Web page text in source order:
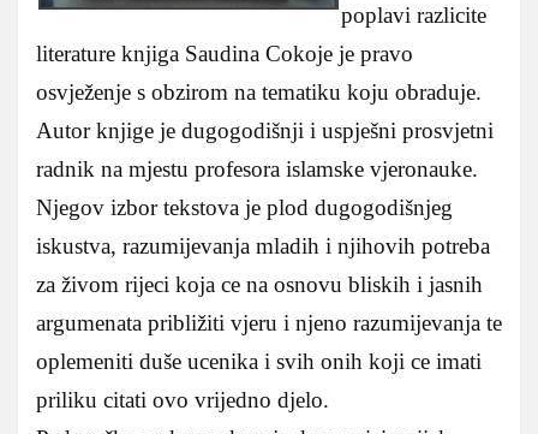
poplavi razlicite
literature knjiga Saudina Cokoje je pravo
osvježenje s obzirom na tematiku koju obraduje.
Autor knjige je dugogodišnji i uspješni prosvjetni
radnik na mjestu profesora islamske vjeronauke.
Njegov izbor tekstova je plod dugogodišnjeg
iskustva, razumijevanja mladih i njihovih potreba
za živom rijeci koja ce na osnovu bliskih i jasnih
argumenata približiti vjeru i njeno razumijevanja te
oplemeniti duše ucenika i svih onih koji ce imati
priliku citati ovo vrijedno djelo.